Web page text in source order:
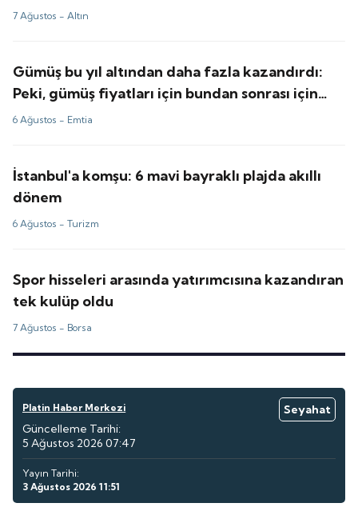
7 Ağustos -Altın
Gümüş bu yıl altından daha fazla kazandırdı:
Peki, gümüş fiyatları için bundan sonrası için
tahminler ne?
6 Ağustos - Emtia
İstanbul'a komşu: 6 mavi bayraklı plajda akıllı
dönem
6 Ağustos -Turizm
Spor hisseleri arasında yatırımcısına kazandıran
tek kulüp oldu
7 Ağustos - Borsa
Platin Haber Merkezi
Seyahat
Güncelleme Tarihi:
5 Ağustos 2026 07:47
Yayın Tarihi:
3 Ağustos 2026 11:51